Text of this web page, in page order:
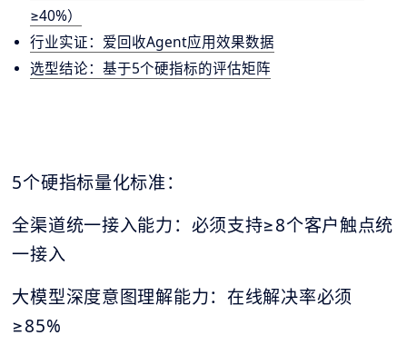
≥40%）
行业实证：爱回收Agent应用效果数据
选型结论：基于5个硬指标的评估矩阵
5个硬指标量化标准：
全渠道统一接入能力：必须支持≥8个客户触点统
一接入
大模型深度意图理解能力：在线解决率必须
≥85%